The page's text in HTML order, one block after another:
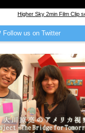
Higher Sky 2min Film Clip
Follow us on Twitter